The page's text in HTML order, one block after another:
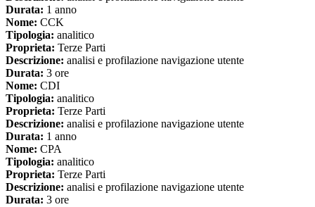
Durata: 1 anno
Nome: CCK
Tipologia: analitico
Proprieta: Terze Parti
Descrizione: analisi e profilazione navigazione utente
Durata: 3 ore
Nome: CDI
Tipologia: analitico
Proprieta: Terze Parti
Descrizione: analisi e profilazione navigazione utente
Durata: 1 anno
Nome: CPA
Tipologia: analitico
Proprieta: Terze Parti
Descrizione: analisi e profilazione navigazione utente
Durata: 3 ore